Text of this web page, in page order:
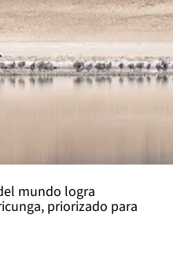
mundo logra
priorizado para